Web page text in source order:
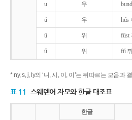
u 우
ú 우 hús
ü 위 füst
ű 위 fű 퓌
* ny, s, j, ly의 ‘니, 시, 이, 이’는 뒤따르는 모음과
표 11 스웨덴어 자모와 한글 대조표
한글